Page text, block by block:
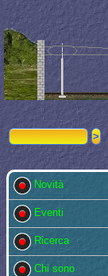
Novità
Eventi
Ricerca
Chi sono